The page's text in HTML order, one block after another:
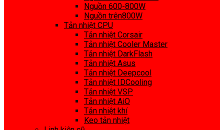
Nguồn 600-800W
Nguồn trên800W
Tản nhiệt CPU
Tản nhiệt Corsair
Tản nhiệt Cooler Master
Tản nhiệt DarkFlash
Tản nhiệt Asus
Tản nhiệt Deepcool
Tản nhiệt IDCooling
Tản nhiệt VSP
Tản nhiệt AiO
Tản nhiệt khí
Keo tản nhiệt